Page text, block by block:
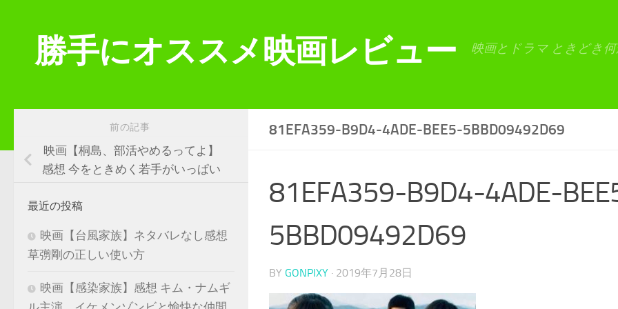
勝手にオススメ映画レビュー 映画とドラマ ときどき
81EFA359-B9D4-4ADE-BEE5-5BBD09492D69
81EFA359-B9D4-4ADE-
5BBD09492D69
BY GONPIXY · 2019年7月28日
前の記事
映画【桐島、部活やめるってよ】
感想 今をときめく若手がいっぱい
最近の投稿
映画【台風家族】ネタバレなし感想
草彅剛の正しい使い方
映画【感染家族】感想 キム・ナムギ